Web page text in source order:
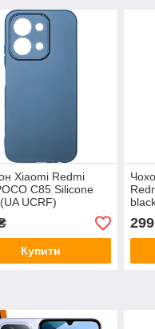
Xiaomi Redmi
C85 Silicone
UCRF)
Купити
299